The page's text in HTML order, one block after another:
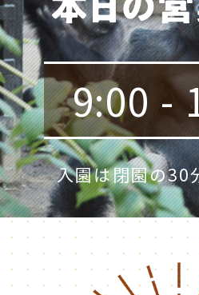
9:00 -
入園は閉園の30